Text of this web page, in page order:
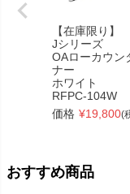
【在庫限り】
Jシリーズ
OAローカウン
ナー
ホワイト
RFPC-104W
価格 ¥19,800(
おすすめ商品